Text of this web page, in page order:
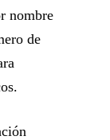
nombre
de